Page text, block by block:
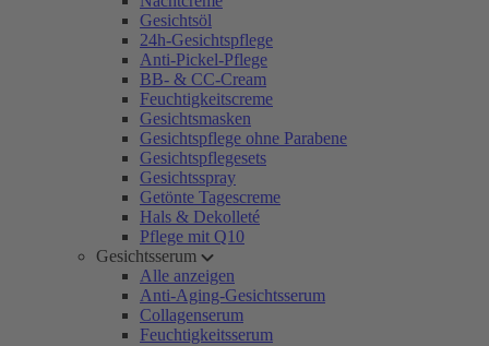
Gesichtsöl
24h-Gesichtspflege
Anti-Pickel-Pflege
BB- & CC-Cream
Feuchtigkeitscreme
Gesichtsmasken
Gesichtspflege ohne Parabene
Gesichtspflegesets
Gesichtsspray
Getönte Tagescreme
Hals & Dekolleté
Pflege mit Q10
Gesichtsserum
Alle anzeigen
Anti-Aging-Gesichtsserum
Collagenserum
Feuchtigkeitsserum